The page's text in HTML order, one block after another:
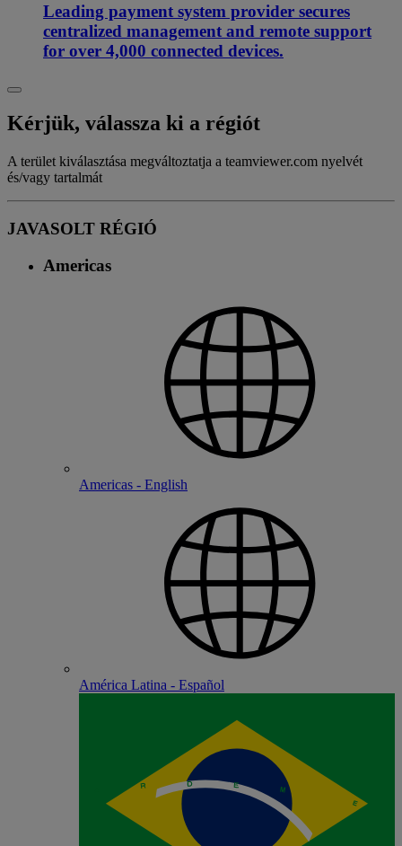
Leading payment system provider secures
centralized management and remote support
for over 4,000 connected devices.
Kérjük, válassza ki a régiót
A terület kiválasztása megváltoztatja a teamviewer.com nyelvét
és/vagy tartalmát
JAVASOLT RÉGIÓ
Americas
Americas - English
América Latina - Español